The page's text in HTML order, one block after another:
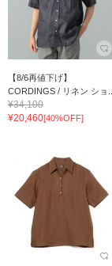
【8/6再値下げ】
CORDINGS / リネン ショ...
¥34,100
¥20,460[40%OFF]